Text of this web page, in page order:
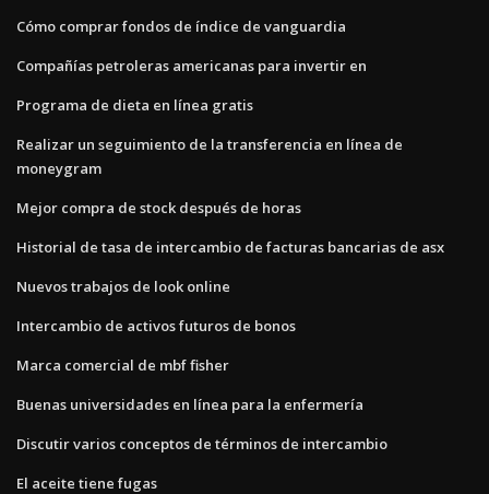
Cómo comprar fondos de índice de vanguardia
Compañías petroleras americanas para invertir en
Programa de dieta en línea gratis
Realizar un seguimiento de la transferencia en línea de
moneygram
Mejor compra de stock después de horas
Historial de tasa de intercambio de facturas bancarias de asx
Nuevos trabajos de look online
Intercambio de activos futuros de bonos
Marca comercial de mbf fisher
Buenas universidades en línea para la enfermería
Discutir varios conceptos de términos de intercambio
El aceite tiene fugas